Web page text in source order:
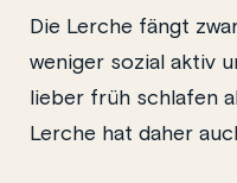
Die Lerche fängt
weniger sozial aktiv
lieber früh schlafen
Lerche hat daher